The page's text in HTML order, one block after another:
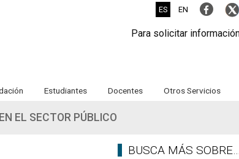
ES EN
Para solicitar
Estudiantes Docentes Otros Servicios
EL SECTOR PÚBLICO
BUSCA MÁS SOBRE…